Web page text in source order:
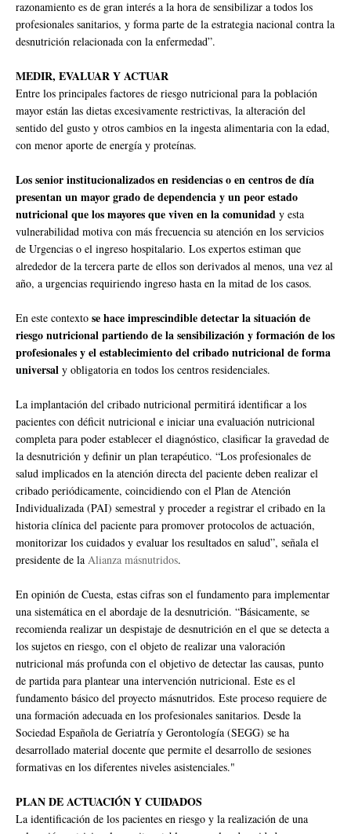
razonamiento es de gran interés a la hora de sensibilizar a todos los
profesionales sanitarios, y forma parte de la estrategia nacional contra la
desnutrición relacionada con la enfermedad”.
MEDIR, EVALUAR Y ACTUAR
Entre los principales factores de riesgo nutricional para la población
mayor están las dietas excesivamente restrictivas, la alteración del
sentido del gusto y otros cambios en la ingesta alimentaria con la edad,
con menor aporte de energía y proteínas.
Los senior institucionalizados en residencias o en centros de día
presentan un mayor grado de dependencia y un peor estado
nutricional que los mayores que viven en la comunidad y esta
vulnerabilidad motiva con más frecuencia su atención en los servicios
de Urgencias o el ingreso hospitalario. Los expertos estiman que
alrededor de la tercera parte de ellos son derivados al menos, una vez al
año, a urgencias requiriendo ingreso hasta en la mitad de los casos.
En este contexto se hace imprescindible detectar la situación de
riesgo nutricional partiendo de la sensibilización y formación de los
profesionales y el establecimiento del cribado nutricional de forma
universal y obligatoria en todos los centros residenciales.
La implantación del cribado nutricional permitirá identificar a los
pacientes con déficit nutricional e iniciar una evaluación nutricional
completa para poder establecer el diagnóstico, clasificar la gravedad de
la desnutrición y definir un plan terapéutico. “Los profesionales de
salud implicados en la atención directa del paciente deben realizar el
cribado periódicamente, coincidiendo con el Plan de Atención
Individualizada (PAI) semestral y proceder a registrar el cribado en la
historia clínica del paciente para promover protocolos de actuación,
monitorizar los cuidados y evaluar los resultados en salud”, señala el
presidente de la Alianza másnutridos.
En opinión de Cuesta, estas cifras son el fundamento para implementar
una sistemática en el abordaje de la desnutrición. “Básicamente, se
recomienda realizar un despistaje de desnutrición en el que se detecta a
los sujetos en riesgo, con el objeto de realizar una valoración
nutricional más profunda con el objetivo de detectar las causas, punto
de partida para plantear una intervención nutricional. Este es el
fundamento básico del proyecto másnutridos. Este proceso requiere de
una formación adecuada en los profesionales sanitarios. Desde la
Sociedad Española de Geriatría y Gerontología (SEGG) se ha
desarrollado material docente que permite el desarrollo de sesiones
formativas en los diferentes niveles asistenciales."
PLAN DE ACTUACIÓN Y CUIDADOS
La identificación de los pacientes en riesgo y la realización de una